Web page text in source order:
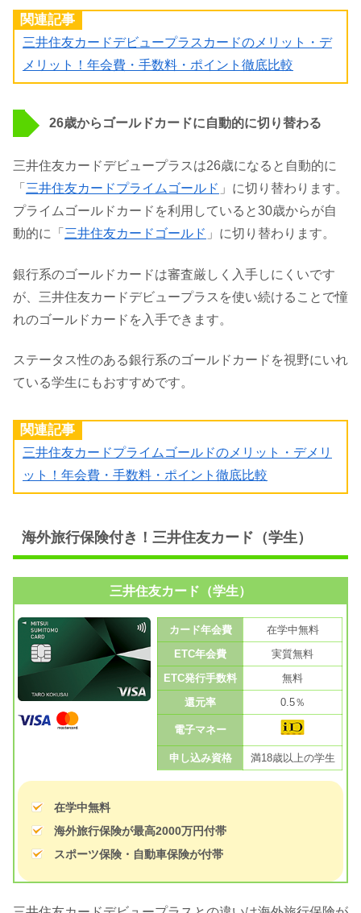
関連記事
三井住友カードデビュープラスカードのメリット・デ
メリット！年会費・手数料・ポイント徹底比較
26歳からゴールドカードに自動的に切り替わる
三井住友カードデビュープラスは26歳になると自動的に
「 三井住友カードプライムゴールド 」に切り替わります。
プライムゴールドカードを利用していると30歳からが自
動的に「 三井住友カードゴールド 」に切り替わります。
銀行系のゴールドカードは審査厳しく入手しにくいです
が、三井住友カードデビュープラスを使い続けることで憧
れのゴールドカードを入手できます。
ステータス性のある銀行系のゴールドカードを視野にいれ
ている学生にもおすすめです。
関連記事
三井住友カードプライムゴールドのメリット・デメリ
ット！年会費・手数料・ポイント徹底比較
海外旅行保険付き！三井住友カード（学生）
三井住友カード（学生）
カード年会費
在学中無料
ETC年会費
実質無料
ETC発行手数料
無料
還元率
0.5％
電子マネー
申し込み資格 満18歳以上の学生
在学中無料
海外旅行保険が最高2000万円付帯
スポーツ保険・自動車保険が付帯